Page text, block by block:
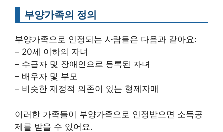
부양가족의 정의
부양가족으로 인정되는 사람들은 다음과 같아요:
– 20세 이하의 자녀
– 수급자 및 장애인으로 등록된 자녀
– 배우자 및 부모
– 비슷한 재정적 의존이 있는 형제자매
이러한 가족들이 부양가족으로 인정받으면 소득공
제를 받을 수 있어요.